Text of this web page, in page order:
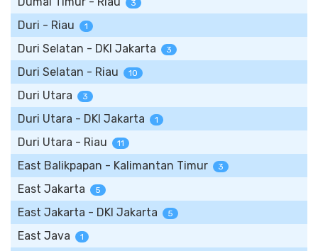
3
Duri - Riau 1
Duri Selatan - DKI Jakarta 3
Duri Selatan - Riau 10
Duri Utara 3
Duri Utara - DKI Jakarta 1
Duri Utara - Riau 11
East Balikpapan - Kalimantan Timur 3
East Jakarta 5
East Jakarta - DKI Jakarta 5
East Java 1